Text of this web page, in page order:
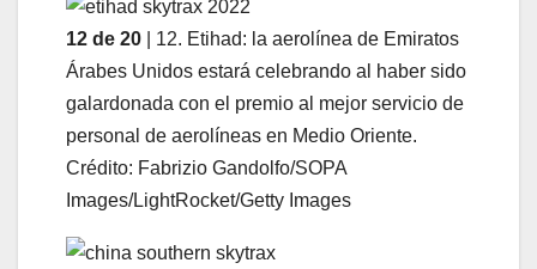
12 de 20 | 12. Etihad: la aerolínea de Emiratos
Árabes Unidos estará celebrando al haber sido
galardonada con el premio al mejor servicio de
personal de aerolíneas en Medio Oriente.
Crédito: Fabrizio Gandolfo/SOPA
Images/LightRocket/Getty Images